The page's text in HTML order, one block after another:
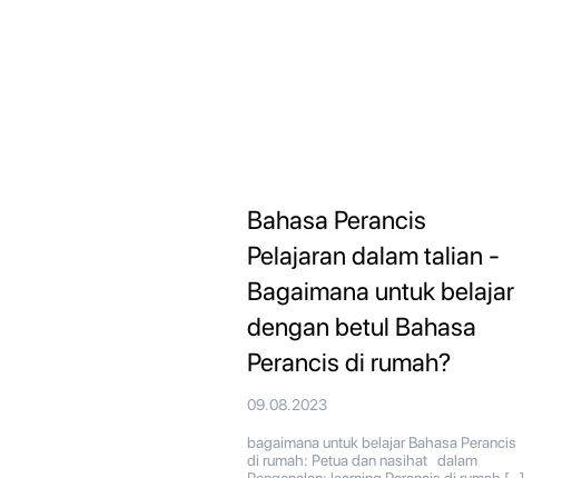
Bahasa Perancis
Pelajaran dalam talian -
Bagaimana untuk belajar
dengan betul Bahasa
Perancis di rumah?
09.08.2023
bagaimana untuk belajar Bahasa Perancis
di rumah: Petua dan nasihat dalam